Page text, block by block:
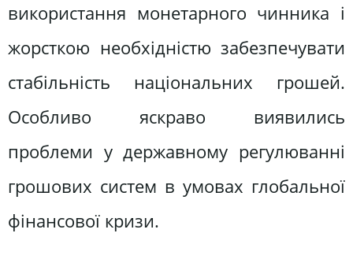
використання монетарного чинника і
жорсткою необхідністю забезпечувати
стабільність національних грошей.
Особливо яскраво виявились
проблеми у державному регулюванні
грошових систем в умовах глобальної
фінансової кризи.